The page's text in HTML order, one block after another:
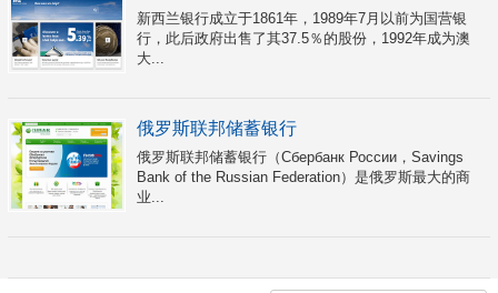
新西兰银行成立于1861年，1989年7月以前为国营银
行，此后政府出售了其37.5％的股份，1992年成为澳
大...
俄罗斯联邦储蓄银行
俄罗斯联邦储蓄银行（Сбербанк России，Savings
Bank of the Russian Federation）是俄罗斯最大的商
业...